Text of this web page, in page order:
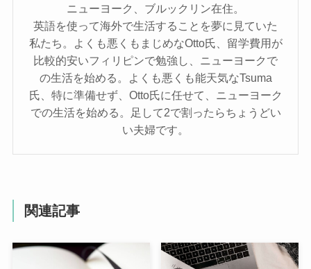
ニューヨーク、ブルックリン在住。
英語を使って海外で生活することを夢に見ていた
私たち。よくも悪くもまじめなOtto氏、留学費用が
比較的安いフィリピンで勉強し、ニューヨークで
の生活を始める。よくも悪くも能天気なTsuma
氏、特に準備せず、Otto氏に任せて、ニューヨーク
での生活を始める。足して2で割ったらちょうどい
い夫婦です。
関連記事